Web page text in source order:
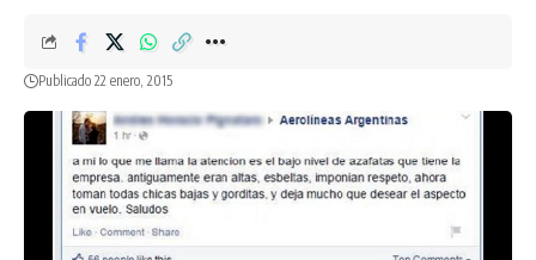
Publicado 22 enero, 2015